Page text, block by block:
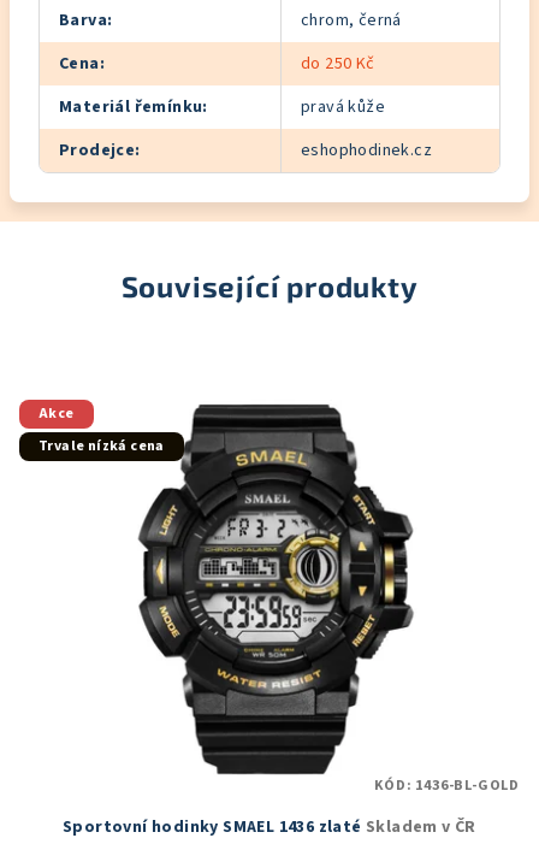
Barva:
chrom, černá
Cena:
do 250 Kč
Materiál řemínku:
pravá kůže
Prodejce: eshophodinek.cz
Související produkty
Akce
Trvale nízká cena
Sportovní hodinky SMAEL 1436 zlaté Skladem v ČR
KÓD: 1436-BL-GOLD